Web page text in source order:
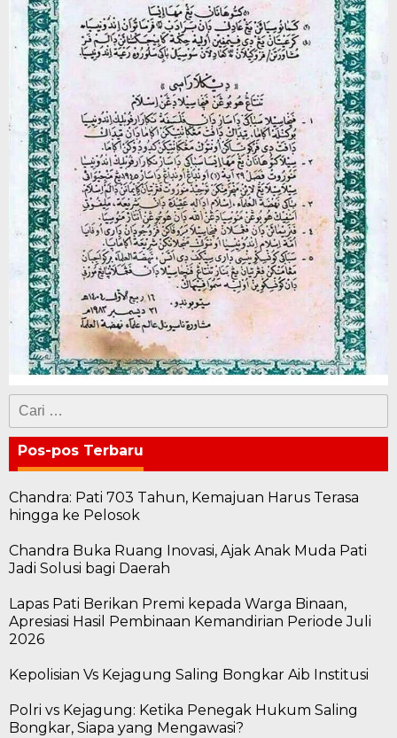
Cari
untuk:
Pos-pos Terbaru
Chandra: Pati 703 Tahun, Kemajuan Harus Terasa
hingga ke Pelosok
Chandra Buka Ruang Inovasi, Ajak Anak Muda Pati
Jadi Solusi bagi Daerah
Lapas Pati Berikan Premi kepada Warga Binaan,
Apresiasi Hasil Pembinaan Kemandirian Periode Juli
2026
Kepolisian Vs Kejagung Saling Bongkar Aib Institusi
Polri vs Kejagung: Ketika Penegak Hukum Saling
Bongkar, Siapa yang Mengawasi?